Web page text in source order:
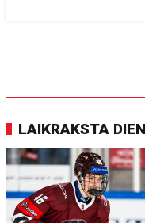
LAIKRAKSTA